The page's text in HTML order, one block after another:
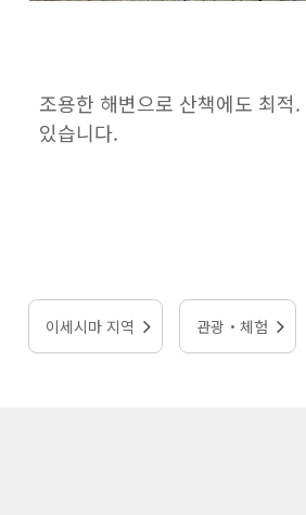
조용한 해변으로 산책에도 최
있습니다.
이세시마 지역 관광・체험